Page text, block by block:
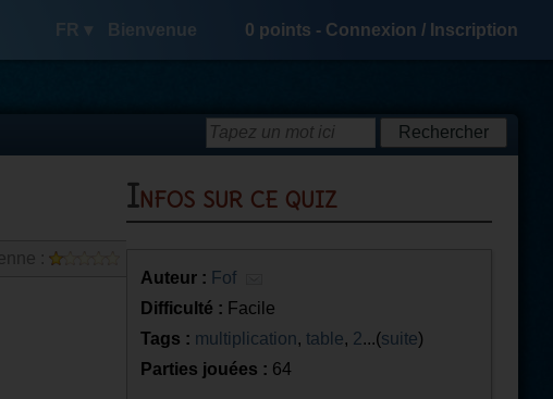
FR ▾ Bienvenue 0 points - Connexion / Inscription
Infos sur ce quiz
Auteur : Fof
Difficulté : Facile
Tags : multiplication, table, 2...(suite)
Parties jouées : 64